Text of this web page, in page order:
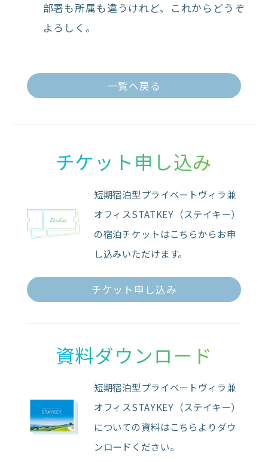
部署も所属も違うけれど、これからどうぞ
よろしく。
一覧へ戻る
チケット申し込み
短期宿泊型プライベートヴィラ兼
オフィスSTATKEY（ステイキー）
の宿泊チケットはこちらからお申
し込みいただけます。
チケット申し込み
資料ダウンロード
短期宿泊型プライベートヴィラ兼
オフィスSTAYKEY（ステイキー）
についての資料はこちらよりダウ
ンロードください。